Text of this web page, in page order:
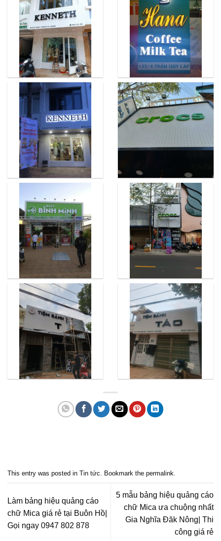
This entry was posted in Tin tức. Bookmark the permalink.
Làm bảng hiệu quảng cáo
chữ Mica giá rẻ tại Buôn Hồ|
Gọi ngay 0947 802 878
5 mẫu bảng hiệu quảng cáo
chữ Mica ưa chuộng nhất
Gia Nghĩa Đăk Nông| Thi
công giá rẻ